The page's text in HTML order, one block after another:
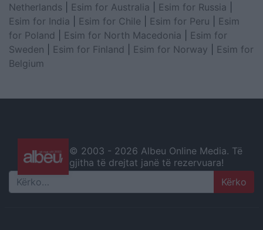
Netherlands
Esim for Australia Esim for Russia
Esim for India
Esim for Chile Esim for Peru
Esim
for Poland
Esim for North Macedonia
Esim for
Sweden
Esim for Finland Esim for Norway
Esim for
Belgium
© 2003 - 2026 Albeu Online Media. Të
gjitha të drejtat janë të rezervuara!
Search